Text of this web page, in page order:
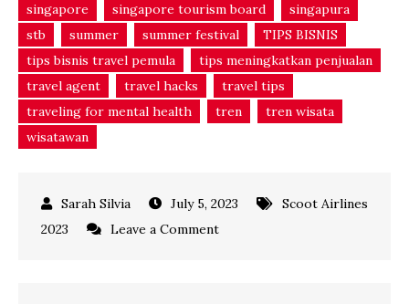
singapore
singapore tourism board
singapura
stb
summer summer festival
TIPS BISNIS
tips bisnis travel pemula
tips meningkatkan penjualan
travel agent
travel hacks
travel tips
traveling for mental health
tren
tren wisata
wisatawan
July 5, 2023
Scoot Airlines
2023
Leave a Commenton